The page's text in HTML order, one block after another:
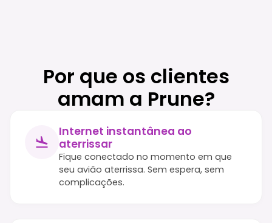
Por que os clientes
amam a Prune?
Internet instantânea ao
aterrissar
Fique conectado no momento em que
seu avião aterrissa. Sem espera, sem
complicações.